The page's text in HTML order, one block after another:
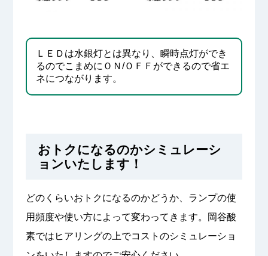
ＬＥＤは水銀灯とは異なり、瞬時点灯ができ
るのでこまめにＯＮ/ＯＦＦができるので省エ
ネにつながります。
おトクになるのかシミュレーシ
ョンいたします！
どのくらいおトクになるのかどうか、ランプの使
用頻度や使い方によって変わってきます。岡谷酸
素ではヒアリングの上でコストのシミュレーショ